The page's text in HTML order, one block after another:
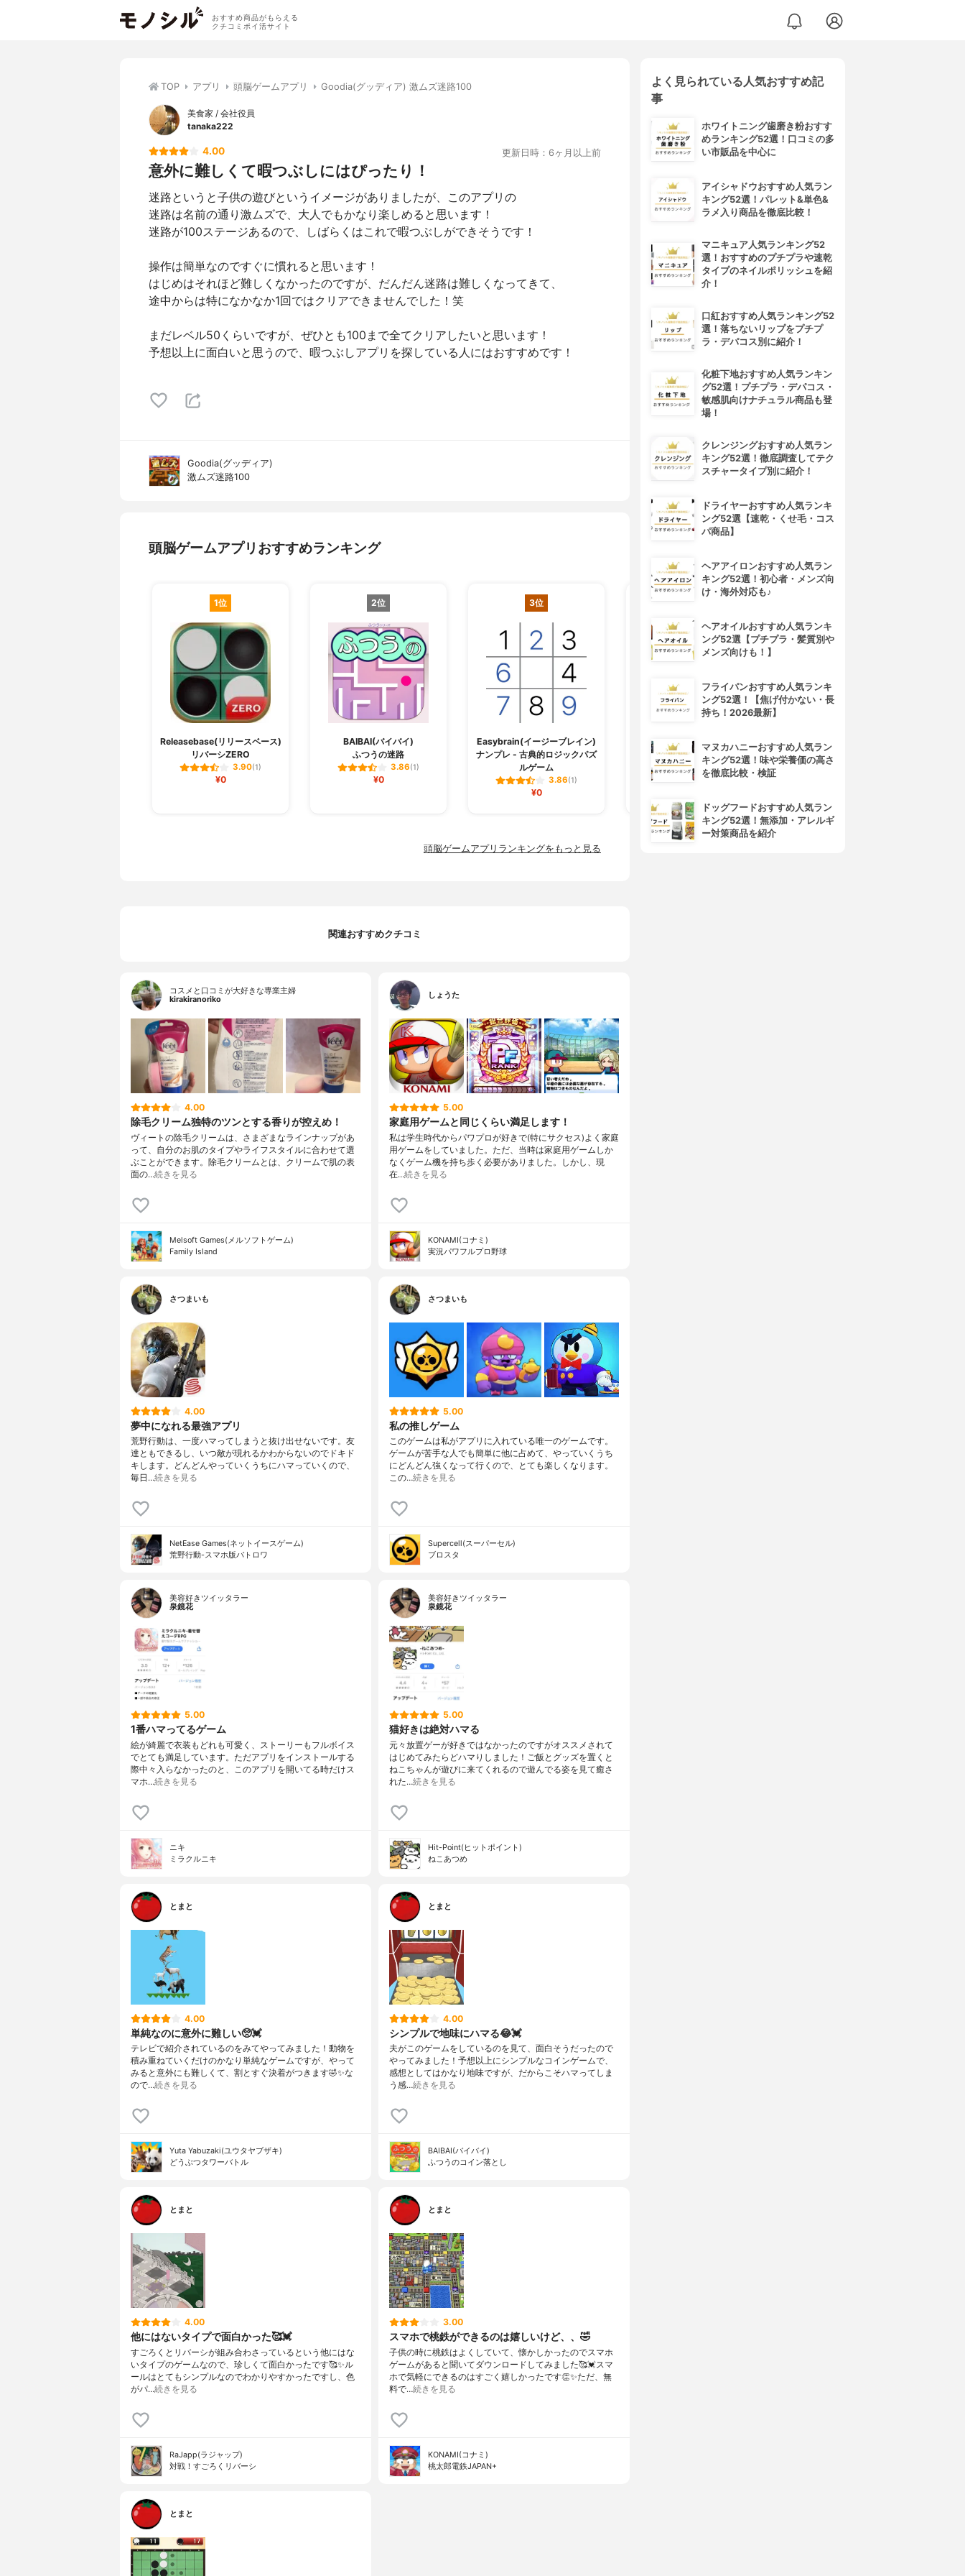
おすすめ商品がもらえる
クチコミポイ活サイト
TOP アプリ 頭脳ゲームアプリ Goodia(グッディア) 激ムズ迷路100
美食家 / 会社役員
tanaka222
4.00 更新日時：6ヶ月以上前
意外に難しくて暇つぶしにはぴったり！
迷路というと子供の遊びというイメージがありましたが、このアプリの
迷路は名前の通り激ムズで、大人でもかなり楽しめると思います！
迷路が100ステージあるので、しばらくはこれで暇つぶしができそうです！
操作は簡単なのですぐに慣れると思います！
はじめはそれほど難しくなかったのですが、だんだん迷路は難しくなってきて、
途中からは特になかなか1回ではクリアできませんでした！笑
まだレベル50くらいですが、ぜひとも100まで全てクリアしたいと思います！
予想以上に面白いと思うので、暇つぶしアプリを探している人にはおすすめです！
Goodia(グッディア)
激ムズ迷路100
頭脳ゲームアプリおすすめランキング
1位
Releasebase(リリースベース)
リバーシZERO
3.90(1)
¥0
2位
BAIBAI(バイバイ)
ふつうの迷路
3.86(1)
¥0
3位
Easybrain(イージーブレイン)
ナンプレ - 古典的ロジックパズ
ルゲーム
3.86(1)
¥0
KONAMI(コナミ)
麻雀格闘倶楽部Sp
3.82(1)
¥0
Goodia(グッディア)
激ムズ迷路100
頭脳ゲームアプリランキングをもっと見る
関連おすすめクチコミ
コスメと口コミが大好きな専業主婦
kirakiranoriko
4.00
除毛クリーム独特のツンとする香りが控えめ！
ヴィートの除毛クリームは、さまざまなラインナップがあ
って、自分のお肌のタイプやライフスタイルに合わせて選
ぶことができます。除毛クリームとは、クリームで肌の表
面の…続きを見る
Melsoft Games(メルソフトゲーム)
Family Island
しょうた
5.00
家庭用ゲームと同じくらい満足します！
私は学生時代からパワプロが好きで(特にサクセス)よく家庭
用ゲームをしていました。ただ、当時は家庭用ゲームしか
なくゲーム機を持ち歩く必要がありました。しかし、現
在…続きを見る
KONAMI(コナミ)
実況パワフルプロ野球
さつまいも
4.00
夢中になれる最強アプリ
荒野行動は、一度ハマってしまうと抜け出せないです。友
達ともできるし、いつ敵が現れるかわからないのでドキド
キします。どんどんやっていくうちにハマっていくので、
毎日…続きを見る
NetEase Games(ネットイースゲーム)
荒野行動-スマホ版バトロワ
さつまいも
5.00
私の推しゲーム
このゲームは私がアプリに入れている唯一のゲームです。
ゲームが苦手な人でも簡単に他に占めて、やっていくうち
にどんどん強くなって行くので、とても楽しくなります。
この…続きを見る
Supercell(スーパーセル)
ブロスタ
美容好きツイッタラー
泉鏡花
5.00
1番ハマってるゲーム
絵が綺麗で衣装もどれも可愛く、ストーリーもフルボイス
でとても満足しています。ただアプリをインストールする
際中々入らなかったのと、このアプリを開いてる時だけス
マホ…続きを見る
ニキ
ミラクルニキ
美容好きツイッタラー
泉鏡花
5.00
猫好きは絶対ハマる
元々放置ゲーが好きではなかったのですがオススメされて
はじめてみたらどハマりしました！ご飯とグッズを置くと
ねこちゃんが遊びに来てくれるので遊んでる姿を見て癒さ
れた…続きを見る
Hit-Point(ヒットポイント)
ねこあつめ
とまと
4.00
単純なのに意外に難しい🥺💓
テレビで紹介されているのをみてやってみました！動物を
積み重ねていくだけのかなり単純なゲームですが、やって
みると意外にも難しくて、割とすぐ決着がつきます🤣✨な
ので…続きを見る
Yuta Yabuzaki(ユウタヤブザキ)
どうぶつタワーバトル
とまと
4.00
シンプルで地味にハマる😂💓
夫がこのゲームをしているのを見て、面白そうだったので
やってみました！予想以上にシンプルなコインゲームで、
感想としてはかなり地味ですが、だからこそハマってしま
う感…続きを見る
BAIBAI(バイバイ)
ふつうのコイン落とし
とまと
4.00
他にはないタイプで面白かった🥰💓
すごろくとリバーシが組み合わさっているという他にはな
いタイプのゲームなので、珍しくて面白かったです🥰✨ル
ールはとてもシンプルなのでわかりやすかったですし、色
がパ…続きを見る
RaJapp(ラジャップ)
対戦！すごろくリバーシ
とまと
3.00
スマホで桃鉄ができるのは嬉しいけど、、🤣
子供の時に桃鉄はよくしていて、懐かしかったのでスマホ
ゲームがあると聞いてダウンロードしてみました🥰💓スマ
ホで気軽にできるのはすごく嬉しかったです👏✨ただ、無
料で…続きを見る
KONAMI(コナミ)
桃太郎電鉄JAPAN+
とまと
よく見られている人気おすすめ記
事
ホワイトニング歯磨き粉おすす
めランキング52選！口コミの多
い市販品を中心に
アイシャドウおすすめ人気ラン
キング52選！パレット&単色&
ラメ入り商品を徹底比較！
マニキュア人気ランキング52
選！おすすめのプチプラや速乾
タイプのネイルポリッシュを紹
介！
口紅おすすめ人気ランキング52
選！落ちないリップをプチプ
ラ・デパコス別に紹介！
化粧下地おすすめ人気ランキン
グ52選！プチプラ・デパコス・
敏感肌向けナチュラル商品も登
場！
クレンジングおすすめ人気ラン
キング52選！徹底調査してテク
スチャータイプ別に紹介！
ドライヤーおすすめ人気ランキ
ング52選【速乾・くせ毛・コス
パ商品】
ヘアアイロンおすすめ人気ラン
キング52選！初心者・メンズ向
け・海外対応も♪
ヘアオイルおすすめ人気ランキ
ング52選【プチプラ・髪質別や
メンズ向けも！】
フライパンおすすめ人気ランキ
ング52選！【焦げ付かない・長
持ち！2026最新】
マヌカハニーおすすめ人気ラン
キング52選！味や栄養価の高さ
を徹底比較・検証
ドッグフードおすすめ人気ラン
キング52選！無添加・アレルギ
ー対策商品を紹介